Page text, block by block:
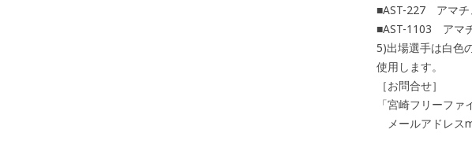
■AST-227 アマチ
■AST-1103 アマ
5)出場選手は白色
使用します。
［お問合せ］
「宮崎フリーフ
メールアドレス